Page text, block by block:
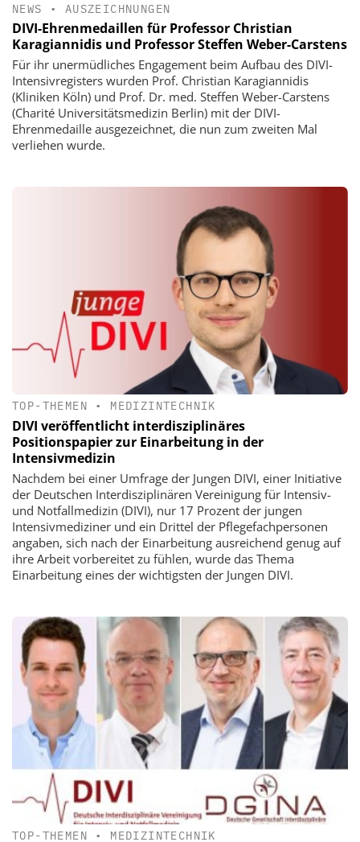
NEWS • AUSZEICHNUNGEN
DIVI-Ehrenmedaillen für Professor Christian
Karagiannidis und Professor Steffen Weber-Carstens
Für ihr unermüdliches Engagement beim Aufbau des DIVI-
Intensivregisters wurden Prof. Christian Karagiannidis
(Kliniken Köln) und Prof. Dr. med. Steffen Weber-Carstens
(Charité Universitätsmedizin Berlin) mit der DIVI-
Ehrenmedaille ausgezeichnet, die nun zum zweiten Mal
verliehen wurde.
TOP-THEMEN • MEDIZINTECHNIK
DIVI veröffentlicht interdisziplinäres
Positionspapier zur Einarbeitung in der
Intensivmedizin
Nachdem bei einer Umfrage der Jungen DIVI, einer Initiative
der Deutschen Interdisziplinären Vereinigung für Intensiv-
und Notfallmedizin (DIVI), nur 17 Prozent der jungen
Intensivmediziner und ein Drittel der Pflegefachpersonen
angaben, sich nach der Einarbeitung ausreichend genug auf
ihre Arbeit vorbereitet zu fühlen, wurde das Thema
Einarbeitung eines der wichtigsten der Jungen DIVI.
TOP-THEMEN • MEDIZINTECHNIK